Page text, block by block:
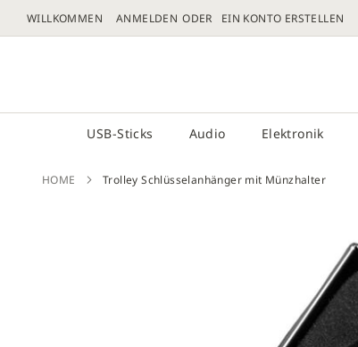
DIREKT
WILLKOMMEN ANMELDEN EIN KONTO ERSTELLEN
USB-Sticks Audio Elektronik
HOME Trolley Schlüsselanhänger mit Münzhalter